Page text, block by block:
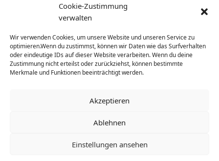
Cookie-Zustimmung
verwalten
Wir verwenden Cookies, um unsere Website und unseren Service zu
optimieren.Wenn du zustimmst, können wir Daten wie das Surfverhalten
oder eindeutige IDs auf dieser Website verarbeiten. Wenn du deine
Zustimmung nicht erteilst oder zurückziehst, können bestimmte
Merkmale und Funktionen beeinträchtigt werden.
Akzeptieren
Ablehnen
Einstellungen ansehen
www.cohowe.de